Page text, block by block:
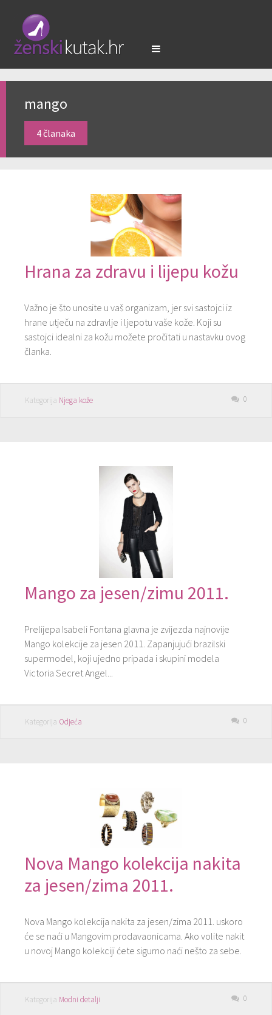
mango
4 članaka
Hrana za zdravu i lijepu kožu
Važno je što unosite u vaš organizam, jer svi sastojci iz
hrane utječu na zdravlje i ljepotu vaše kože. Koji su
sastojci idealni za kožu možete pročitati u nastavku ovog
članka.
Kategorija Njega kože 0
Mango za jesen/zimu 2011.
Prelijepa Isabeli Fontana glavna je zvijezda najnovije
Mango kolekcije za jesen 2011. Zapanjujući brazilski
supermodel, koji ujedno pripada i skupini modela
Victoria Secret Angel...
Kategorija Odjeća 0
Nova Mango kolekcija nakita
za jesen/zima 2011.
Nova Mango kolekcija nakita za jesen/zima 2011. uskoro
će se naći u Mangovim prodavaonicama. Ako volite nakit
u novoj Mango kolekciji ćete sigurno naći nešto za sebe.
Kategorija Modni detalji 0